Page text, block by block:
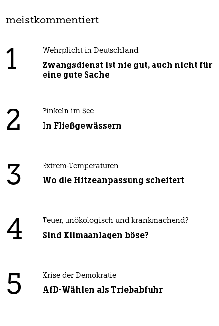
meistkommentiert
1 Wehrplicht in Deutschland
Zwangsdienst ist nie gut, auch nicht für
eine gute Sache
2 Pinkeln im See
In Fließgewässern
3 Extrem-Temperaturen
Wo die Hitzeanpassung scheitert
4 Teuer, unökologisch und krankmachend?
Sind Klimaanlagen böse?
5 Krise der Demokratie
AfD-Wählen als Triebabfuhr